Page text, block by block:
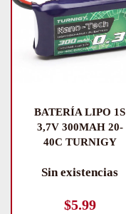
BATERÍA LIPO 1S
3,7V 300MAH 20-
40C TURNIGY
Sin existencias
$5.99